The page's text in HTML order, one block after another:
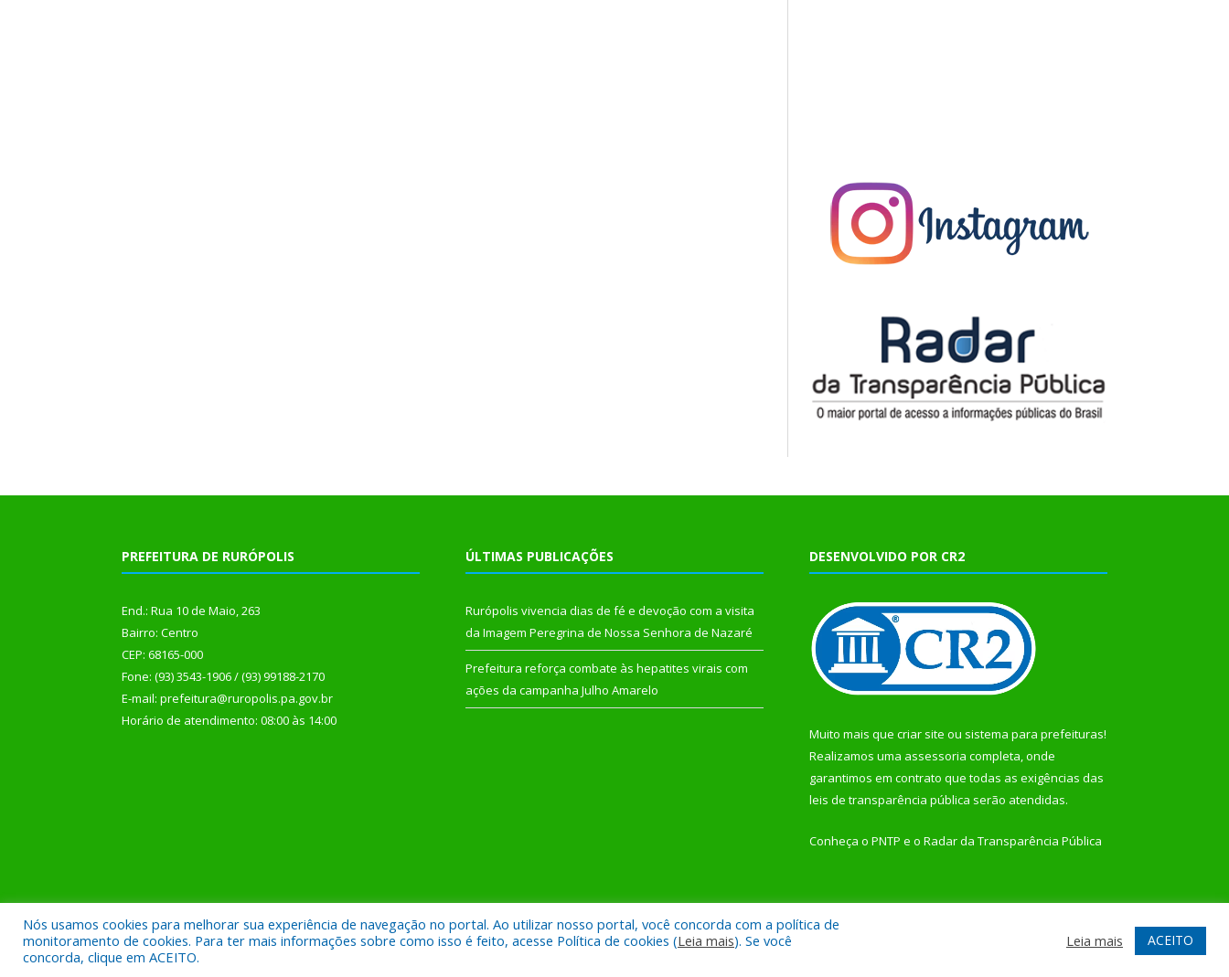
PREFEITURA DE RURÓPOLIS
End.: Rua 10 de Maio, 263
Bairro: Centro
CEP: 68165-000
Fone: (93) 3543-1906 / (93) 99188-2170
E-mail: prefeitura@ruropolis.pa.gov.br
Horário de atendimento: 08:00 às 14:00
ÚLTIMAS PUBLICAÇÕES
Rurópolis vivencia dias de fé e devoção com a visita
da Imagem Peregrina de Nossa Senhora de Nazaré
Prefeitura reforça combate às hepatites virais com
ações da campanha Julho Amarelo
DESENVOLVIDO POR CR2
Muito mais que criar site ou sistema para prefeituras!
Realizamos uma assessoria completa, onde
garantimos em contrato que todas as exigências das
leis de transparência pública serão atendidas.
Conheça o PNTP e o Radar da Transparência Pública
Todos os direitos reservados a Prefeitura Municipal de Rurópolis. Mapa do Site Acessar Webmail
Nós usamos cookies para melhorar sua experiência de navegação no portal. Ao utilizar nosso portal, você concorda com a política de
monitoramento de cookies. Para ter mais informações sobre como isso é feito, acesse Política de cookies (Leia mais). Se você
concorda, clique em ACEITO.
Leia mais ACEITO